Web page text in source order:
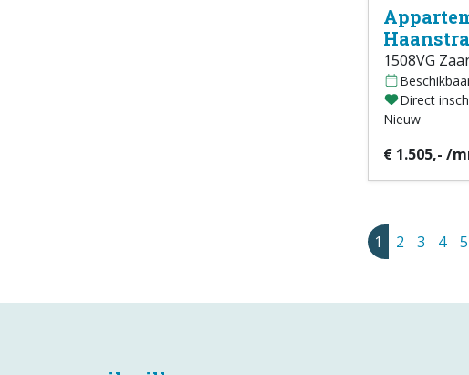
1508VG
Direct
Nieuw
€ 1.505,- /
1 2 3 4 5